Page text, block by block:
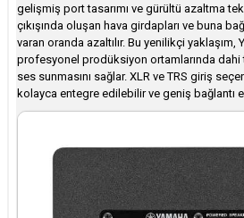
gelişmiş port tasarımı ve gürültü azaltma
çıkışında oluşan hava girdapları ve buna
varan oranda azaltılır. Bu yenilikçi yaklaşım,
profesyonel prodüksiyon ortamlarında dahi
ses sunmasını sağlar. XLR ve TRS giriş
kolayca entegre edilebilir ve geniş bağlantı